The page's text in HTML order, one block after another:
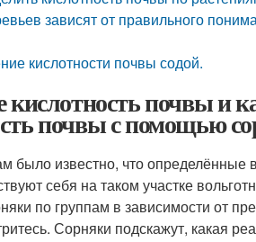
зависят от правильного
кислотности почвы содой.
кислотность почвы и
почвы с помощью
было известно, что определённые
себя на таком участке
по группам в зависимости от
Сорняки подскажут, какая